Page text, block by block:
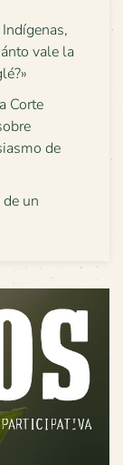
vale la
Corte
de
un